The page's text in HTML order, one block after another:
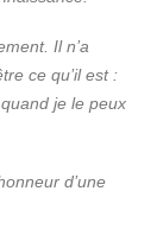
Il n’a
ce qu’il est :
je le peux
d’une